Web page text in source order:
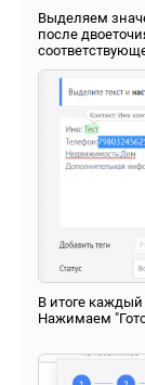
Выделяем
после
В итоге
Нажимаем